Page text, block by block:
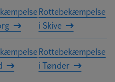
Rottebekæmpelse
i Skive
Rottebekæmpelse
i Tønder